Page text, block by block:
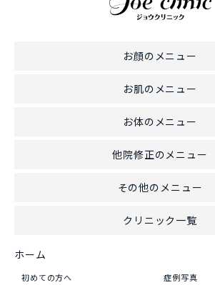
お顔のメニュー
お肌のメニュー
お体のメニュー
他院修正のメニュー
その他のメニュー
クリニック一覧
ホーム
初めての方へ 症例写真